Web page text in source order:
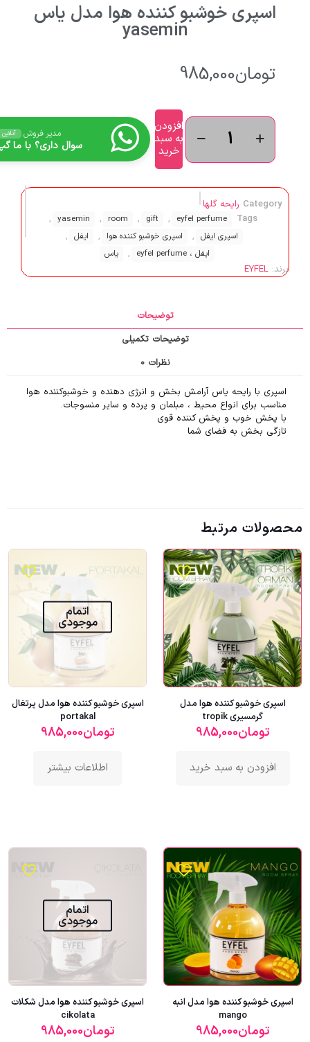
اسپری خوشبو کننده هوا مدل یاس
yasemin
تومان985,000
افزودن
به سبد
خرید
مدیر فروش آنلاین
سوال داری؟ با ما
Category رایحه گلها
Tags
eyfel perfume
,
gift
,
room
,
yasemin
,
اسپری ایفل , اسپری خوشبو کننده هوا , ایفل ,
ایفل ، eyfel perfume , یاس
برند: EYFEL
توضیحات
توضیحات تکمیلی
نظرات0
اسپری با رایحه یاس آرامش بخش و انرژی دهنده و خوشبوکننده هوا
مناسب برای انواع محیط ، مبلمان و پرده و سایر منسوجات.
با پخش خوب و پخش کننده قوی
تازگی بخش به فضای شما
محصولات مرتبط
اسپری خوشبو کننده هوا مدل
گرمسیری tropik
تومان985,000
افزودن به سبد خرید
اتمام
موجودی
اسپری خوشبو کننده هوا مدل پرتغال
portakal
تومان985,000
اطلاعات بیشتر
اسپری خوشبو کننده هوا مدل انبه
mango
تومان985,000
اتمام
موجودی
اسپری خوشبو کننده هوا مدل شکلات
cikolata
تومان985,000